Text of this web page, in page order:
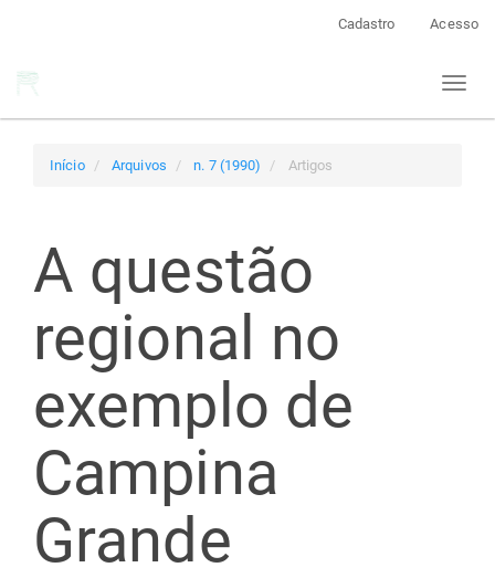
Cadastro Acesso
Toggle
Início Arquivos n. 7 (1990) Artigos
A questão
regional no
exemplo de
Campina
Grande